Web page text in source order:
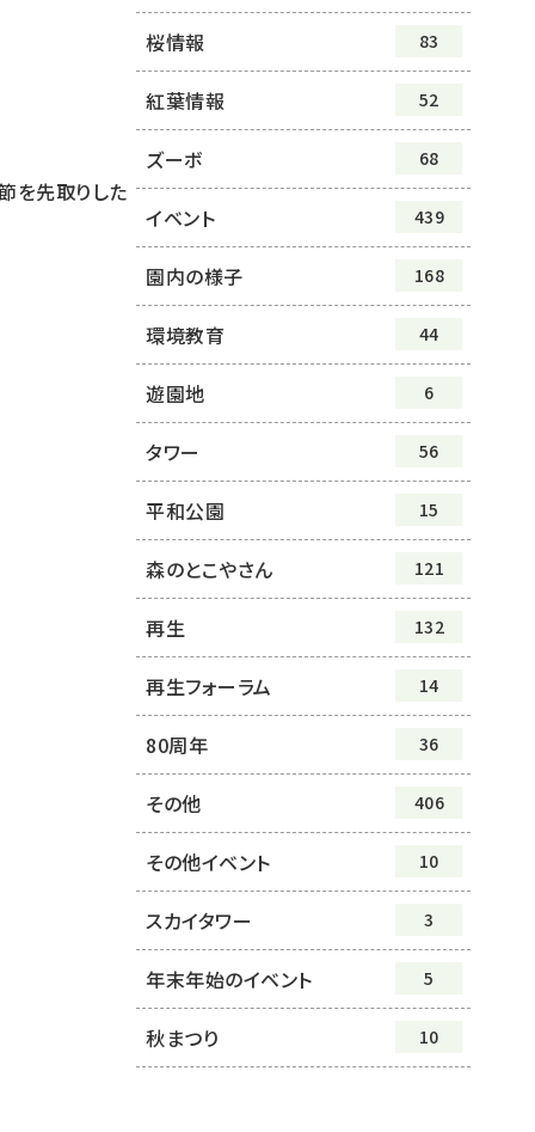
を先取りした
桜情報 83
紅葉情報 52
ズーボ 68
イベント 439
園内の様子 168
環境教育 44
遊園地 6
タワー 56
平和公園 15
森のとこやさん 121
再生 132
再生フォーラム 14
80周年 36
その他 406
その他イベント 10
スカイタワー 3
年末年始のイベント 5
秋まつり 10